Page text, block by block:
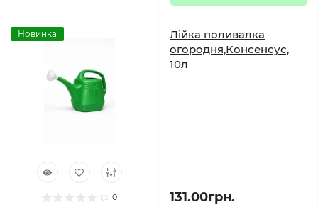
Новинка
0
Лійка поливалка
огородня,Консенсус,
10л
131.00грн.